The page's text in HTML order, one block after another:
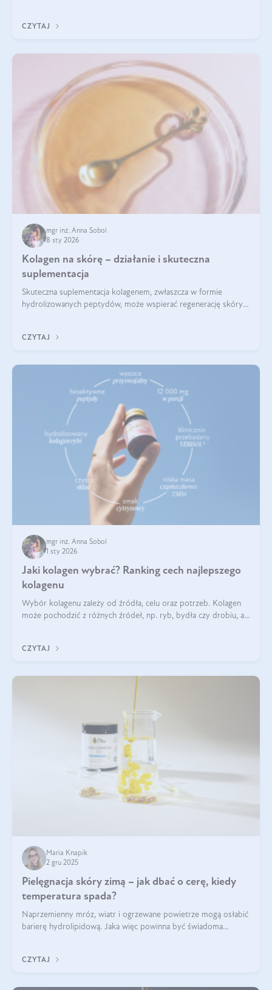
CZYTAJ
mgr inż. Anna Sobol
8 sty 2026
Kolagen na skórę – działanie i skuteczna
suplementacja
Skuteczna suplementacja kolagenem, zwłaszcza w formie
hydrolizowanych peptydów, może wspierać regenerację skóry i
CZYTAJ
mgr inż. Anna Sobol
1 sty 2026
Jaki kolagen wybrać? Ranking cech najlepszego
kolagenu
Wybór kolagenu zależy od źródła, celu oraz potrzeb. Kolagen
może pochodzić z różnych źródeł, np. ryb, bydła czy drobiu, a
bydlęcy.
CZYTAJ
Maria Knapik
2 gru 2025
Pielęgnacja skóry zimą – jak dbać o cerę, kiedy
temperatura spada?
Naprzemienny mróz, wiatr i ogrzewane powietrze mogą osłabić
barierę hydrolipidową. Jaka więc powinna być świadoma
CZYTAJ